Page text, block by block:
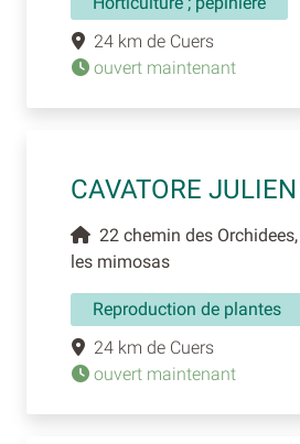
24 km de Cuers
ouvert maintenant
CAVATORE JULIEN
22 chemin des
les mimosas
Reproduction de plantes
24 km de Cuers
ouvert maintenant